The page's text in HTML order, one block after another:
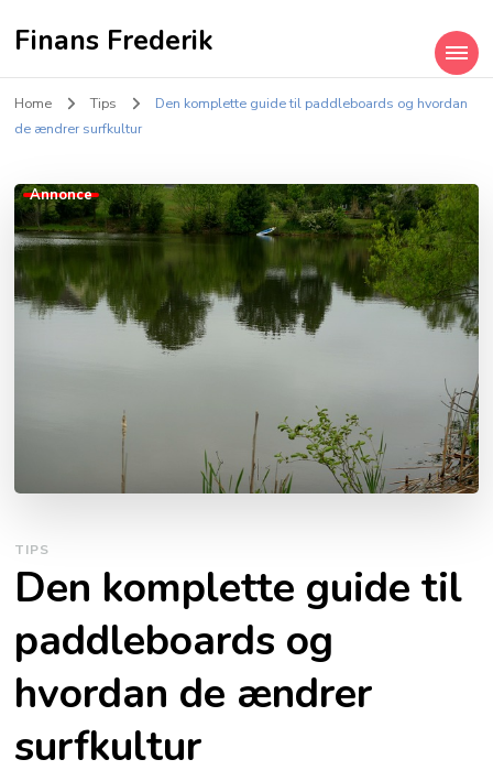
Finans Frederik
Home Tips
Den komplette guide til paddleboards og hvordan
de ændrer surfkultur
Annonce
TIPS
Den komplette guide til
paddleboards og
hvordan de ændrer
surfkultur